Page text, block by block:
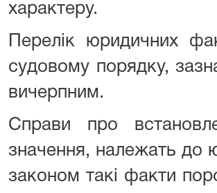
характеру.
Перелік юридичних
судовому порядку,
вичерпним.
Справи про
значення, належать до
законом такі факти